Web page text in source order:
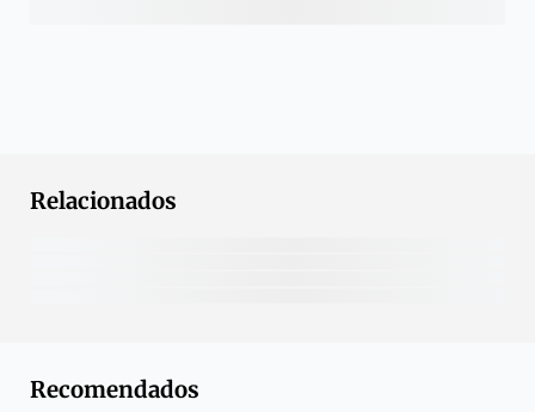
Relacionados
Recomendados